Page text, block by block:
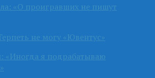
«О проигравших не пишут
не могу «Ювентус»
«Иногда я подрабатываю